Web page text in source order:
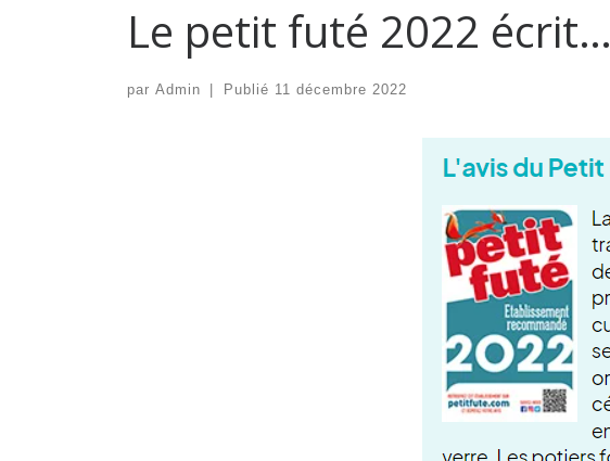
Le petit futé 2022 écrit…
par Admin | Publié 11 décembre 2022